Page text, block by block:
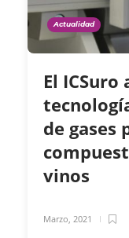
Actualidad
El
de gases
vinos
Marzo, 2021